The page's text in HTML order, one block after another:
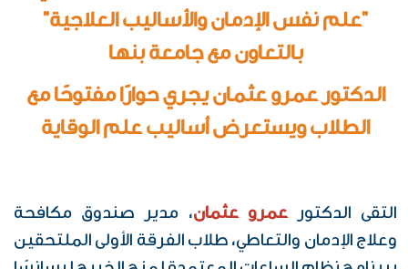
"علم نفس الإدمان والأساليب العلاجية"
بالتعاون مع جامعة بنها
الدكتور عمرو عثمان يجري حوارًا مفتوحًا مع
الطلاب ويستعرض أساليب علم الوقاية
التقى الدكتورعمرو عثمان، مدير صندوق مكافحة
وعلاج الإدمان والتعاطي، طلاب الفرقة الأولى الملتحقين